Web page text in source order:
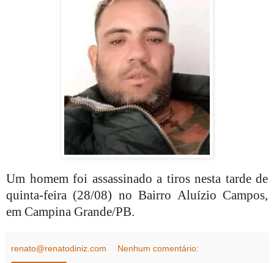
Um homem foi assassinado a tiros nesta tarde de
quinta-feira (28/08) no Bairro Aluízio Campos,
em Campina Grande/PB.
renato@renatodiniz.com Nenhum comentário: